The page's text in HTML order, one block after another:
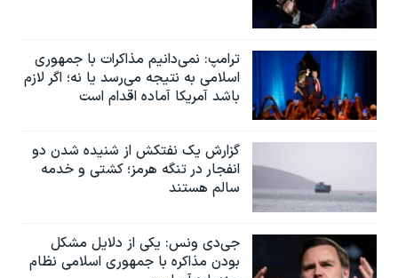
ترامپ: نمی‌دانیم مذاکرات با جمهوری
اسلامی به نتیجه می‌رسد یا نه؛ اگر لازم
باشد آمریکا آماده اقدام است
گزارش یک نفتکش از شنیده شدن دو
انفجار در تنگه هرمز؛ کشتی و خدمه
سالم هستند
جی‌دی ونس: یکی از دلایل مشکل
بودن مذاکره با جمهوری اسلامی نظام